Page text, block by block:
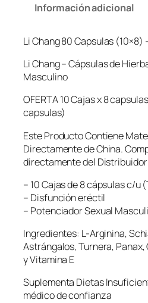
8
0
C
a
p
s
l
a
s
1
0
×
8
)
–
V
i
g
Información adicional
Li Chang 80 Capsulas (10×8)
Li Chang – Cápsulas de
Masculino
OFERTA 10 Cajas x 8
capsulas)
Este Producto Contiene
Directamente de China.
directamente del
– 10 Cajas de 8 cápsulas c/u
– Disfunción eréctil
– Potenciador Sexual
Ingredientes: L-Arginina,
Astrángalos, Turnera, Panax,
y Vitamina E
Suplementa Dietas
médico de confianza